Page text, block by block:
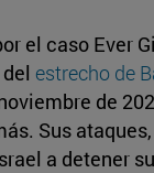
el caso Ever
estrecho de
de
Sus
a detener